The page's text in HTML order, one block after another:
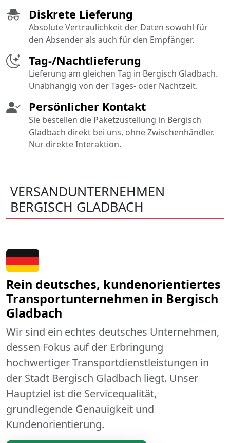
Diskrete Lieferung
Absolute Vertraulichkeit der Daten sowohl für
den Absender als auch für den Empfänger.
Tag-/Nachtlieferung
Lieferung am gleichen Tag in Bergisch Gladbach.
Unabhängig von der Tages- oder Nachtzeit.
Persönlicher Kontakt
Sie bestellen die Paketzustellung in Bergisch
Gladbach direkt bei uns, ohne Zwischenhändler.
Nur direkte Interaktion.
VERSANDUNTERNEHMEN
BERGISCH GLADBACH
Rein deutsches, kundenorientiertes
Transportunternehmen in Bergisch
Gladbach
Wir sind ein echtes deutsches Unternehmen,
dessen Fokus auf der Erbringung
hochwertiger Transportdienstleistungen in
der Stadt Bergisch Gladbach liegt. Unser
Hauptziel ist die Servicequalität,
grundlegende Genauigkeit und
Kundenorientierung.